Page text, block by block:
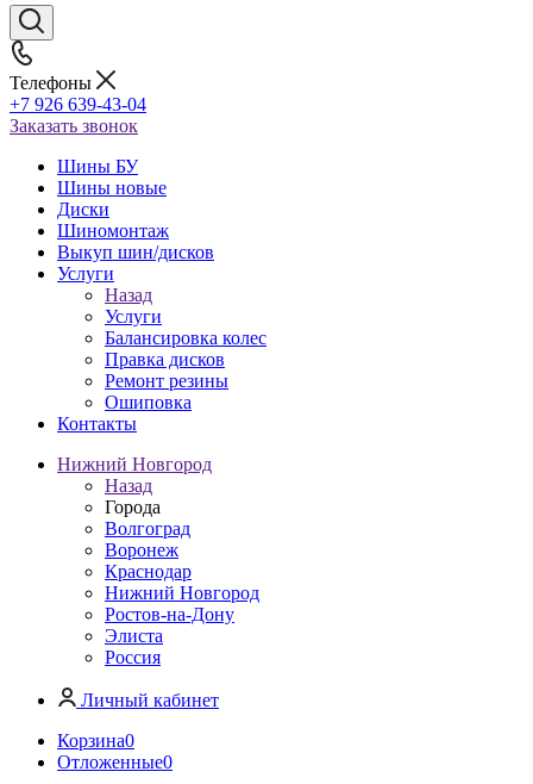
Телефоны
+7 926 639-43-04
Заказать звонок
Шины БУ
Шины новые
Диски
Шиномонтаж
Выкуп шин/дисков
Услуги
Назад
Услуги
Балансировка колес
Правка дисков
Ремонт резины
Ошиповка
Контакты
Нижний Новгород
Назад
Города
Волгоград
Воронеж
Краснодар
Нижний Новгород
Ростов-на-Дону
Элиста
Россия
Личный кабинет
Корзина0
Отложенные0